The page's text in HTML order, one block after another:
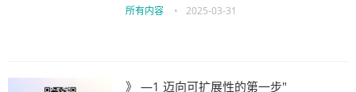
所有内容 • 2025-03-31
》 —1 迈向可扩展性的第一步"